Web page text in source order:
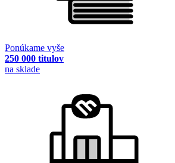
Ponúkame vyše
250 000 titulov
na sklade